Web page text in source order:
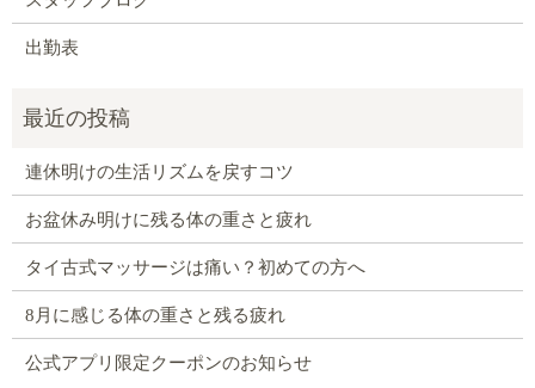
出勤表
連休明けの生活リズムを戻すコツ
お盆休み明けに残る体の重さと疲れ
タイ古式マッサージは痛い？初めての方へ
8月に感じる体の重さと残る疲れ
公式アプリ限定クーポンのお知らせ